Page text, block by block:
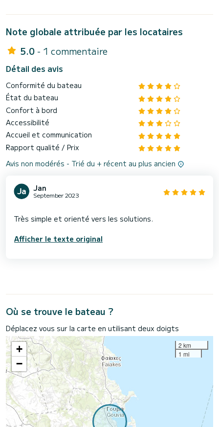
Note globale attribuée par les locataires
5.0 - 1 commentaire
Détail des avis
Conformité du bateau
État du bateau
Confort à bord
Accessibilité
Accueil et communication
Rapport qualité / Prix
Avis non modérés - Trié du + récent au plus ancien
Jan
September 2023
Afficher le texte original
Où se trouve le bateau ?
Déplacez vous sur la carte en utilisant deux doigts
+
−
2 km
1 mi